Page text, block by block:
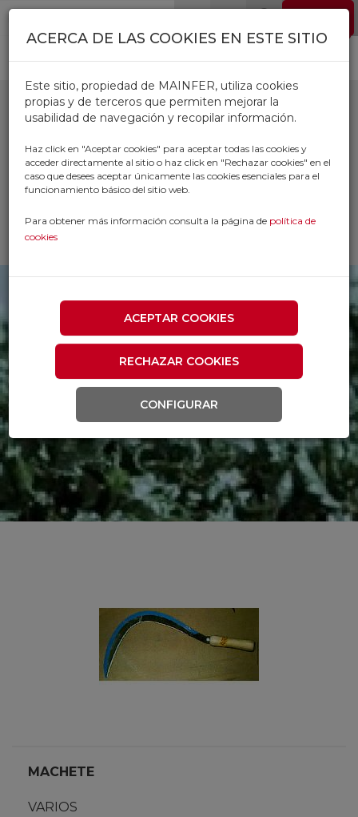
Pasar al contenido principal
MACHETES
Inicio
Productos
HERRAMIENTA AGRICULTURA Y JARDIN
MACHETES
MACHETE
VARIOS
ACERCA DE LAS COOKIES EN ESTE SITIO
Este sitio, propiedad de MAINFER, utiliza cookies
propias y de terceros que permiten mejorar la
usabilidad de navegación y recopilar información.
Haz click en "Aceptar cookies" para aceptar todas las cookies y
acceder directamente al sitio o haz click en "Rechazar cookies" en el
caso que desees aceptar únicamente las cookies esenciales para el
funcionamiento básico del sitio web.
Para obtener más información consulta la página de política de
cookies
ACEPTAR COOKIES
RECHAZAR COOKIES
CONFIGURAR